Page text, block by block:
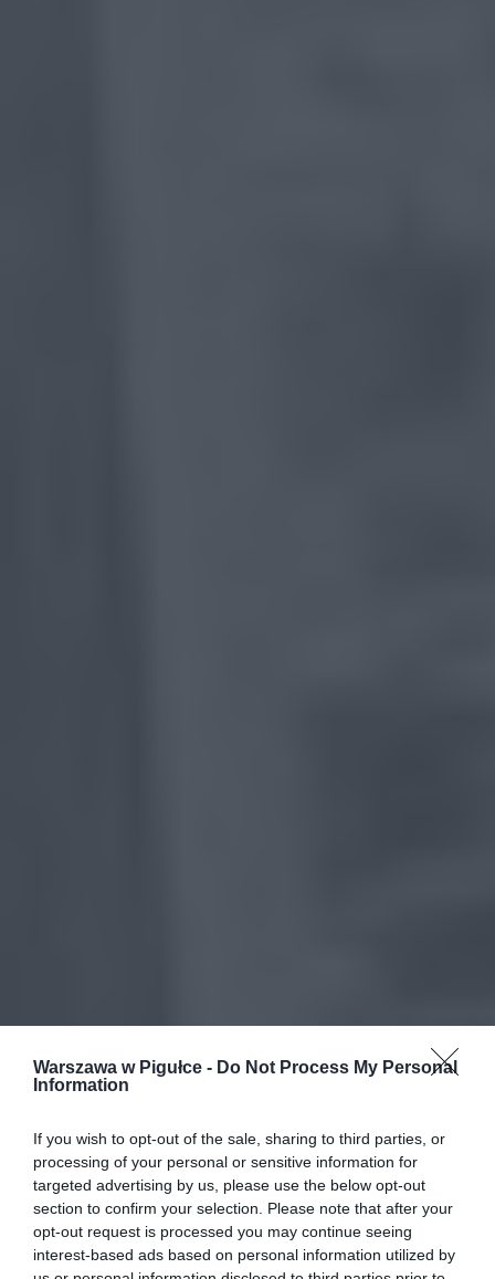
Warszawa w Pigułce - Do Not Process My Personal
Information
If you wish to opt-out of the sale, sharing to third parties, or
processing of your personal or sensitive information for
targeted advertising by us, please use the below opt-out
section to confirm your selection. Please note that after your
opt-out request is processed you may continue seeing
interest-based ads based on personal information utilized by